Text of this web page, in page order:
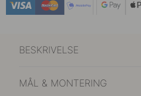
BESKRIVELSE
MÅL & MONTERING